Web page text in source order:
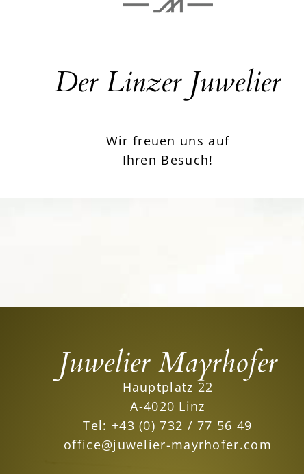
Der Linzer Juwelier
Wir freuen uns auf
Ihren Besuch!
Juwelier Mayrhofer
Hauptplatz 22
A-4020 Linz
Tel: +43 (0) 732 / 77 56 49
office@juwelier-mayrhofer.com